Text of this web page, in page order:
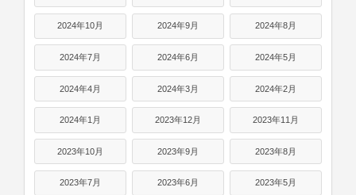
2024年10月 2024年9月 2024年8月
2024年7月 2024年6月 2024年5月
2024年4月 2024年3月 2024年2月
2024年1月 2023年12月 2023年11月
2023年10月 2023年9月 2023年8月
2023年7月 2023年6月 2023年5月